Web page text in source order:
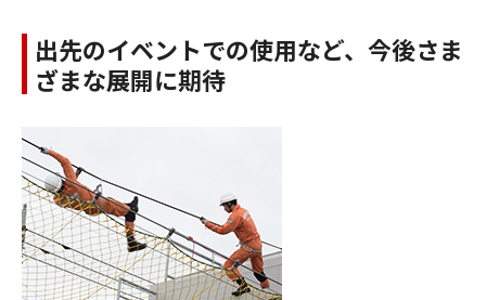
出先のイベントでの使用など、今後さま
ざまな展開に期待